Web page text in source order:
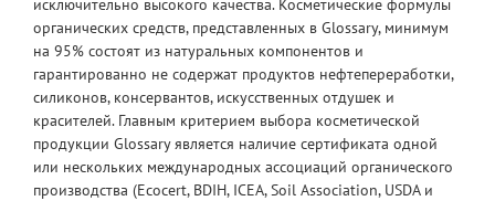
исключительно высокого качества. Косметические формулы
органических средств, представленных в Glossary, минимум
на 95% состоят из натуральных компонентов и
гарантированно не содержат продуктов нефтепереработки,
силиконов, консервантов, искусственных отдушек и
красителей. Главным критерием выбора косметической
продукции Glossary является наличие сертификата одной
или нескольких международных ассоциаций органического
производства (Ecocert, BDIH, ICEA, Soil Association, USDA и